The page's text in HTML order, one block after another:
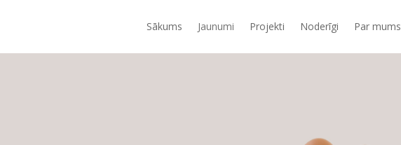
Sākums Jaunumi Projekti Noderīgi Par mums